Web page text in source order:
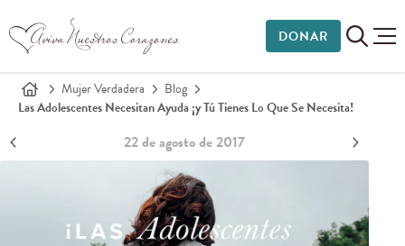
DONAR
Mujer Verdadera
Blog
Las Adolescentes Necesitan Ayuda ¡y Tú Tienes Lo Que Se Necesita!
22 de agosto de 2017